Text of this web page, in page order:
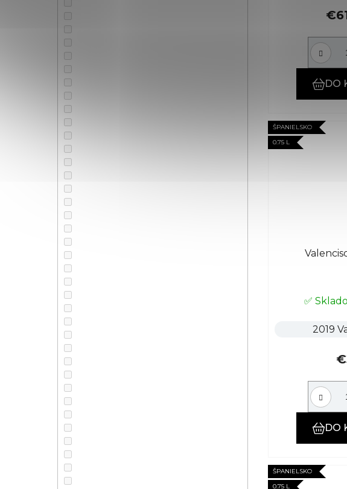
DO
ŠPANIELSKO
0.75 L
✅
2019
DO
ŠPANIELSKO
0.75 L